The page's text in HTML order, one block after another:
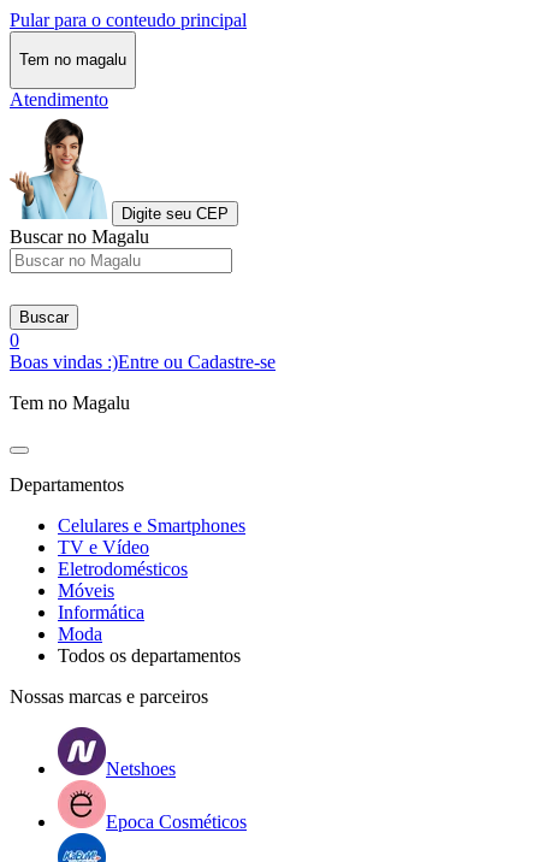
Pular para o conteudo principal
Tem no magalu
Atendimento
Digite seu CEP
Buscar no Magalu
Buscar
0
Boas vindas :)Entre ou Cadastre-se
Tem no Magalu
Departamentos
Celulares e Smartphones
TV e Vídeo
Eletrodomésticos
Móveis
Informática
Moda
Todos os departamentos
Nossas marcas e parceiros
Netshoes
Epoca Cosméticos